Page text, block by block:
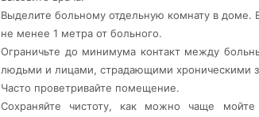
Выделите больному отдельную комнату в доме.
не менее 1 метра от больного.
Ограничьте до минимума контакт между
людьми и лицами, страдающими хроническими
Часто проветривайте помещение.
Сохраняйте чистоту, как можно чаще